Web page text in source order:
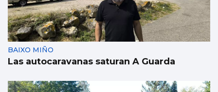
BAIXO MIÑO
Las autocaravanas saturan A Guarda